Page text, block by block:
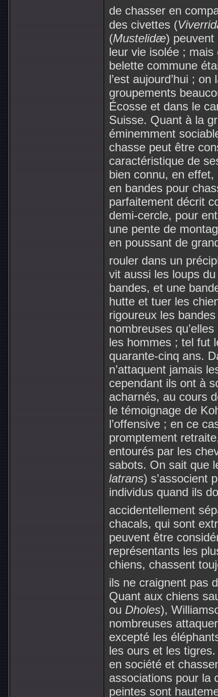
de chasser en
des civettes (
(Mustelidæ) peuvent
leur vie isolée ; mais
belette commune
l’est aujourd’hui ;
groupements
Écosse et dans le
Suisse. Quant à la
éminemment
chasse peut être
caractéristique de
bien connu, en
en bandes pour
parfaitement décrit
demi-cercle, pour
une pente de
en poussant de
rouler dans un
vit aussi les loups
bandes, et une
hutte et tuer les
rigoureux les
nombreuses
les hommes ; tel fut
quarante-cinq ans.
n’attaquent jamais
cependant ils ont à
acharnés, au cours
le témoignage de
l’offensive ; en ce
promptement
entourés par les
sabots. On sait que
latrans) s’associent
individus quand ils
accidentellement
chacals, qui sont
peuvent être
représentants les
chiens, chassent
ils ne craignent pas
Quant aux chiens
ou Dholes),
nombreuses
excepté les
les ours et les
en société et
associations pour la
peintes sont